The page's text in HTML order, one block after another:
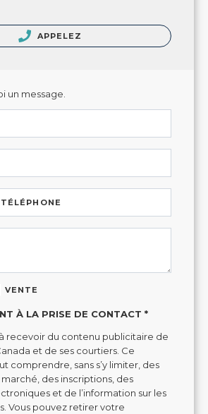
APPELEZ
un message.
VENTE
À LA PRISE DE CONTACT *
recevoir du contenu publicitaire de
et de ses courtiers. Ce
comprendre, sans s’y limiter, des
des inscriptions, des
et de l’information sur les
Vous pouvez retirer votre